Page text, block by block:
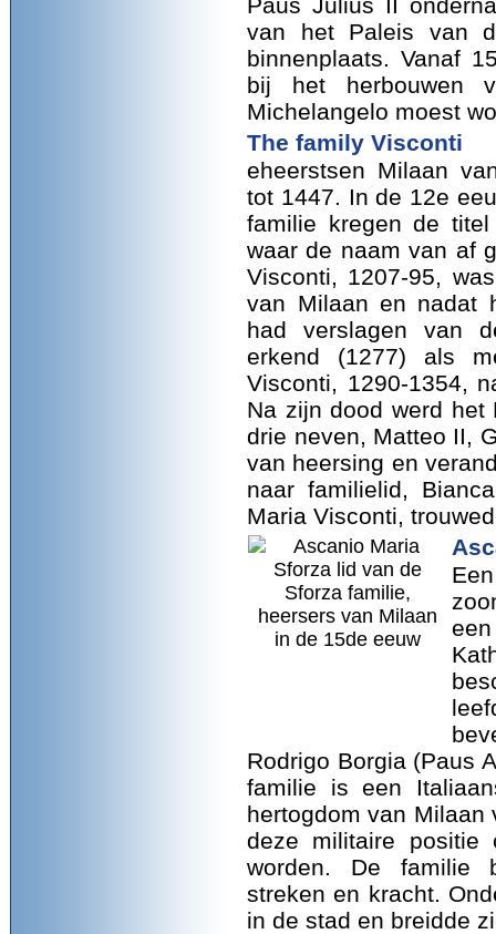
van het Paleis van
binnenplaats. Vanaf
bij het herbouwen
Michelangelo moest
The family Visconti
eheerstsen Milaan
tot 1447. In de 12e
familie kregen de
waar de naam van af
Visconti, 1207-95,
van Milaan en nadat
had verslagen van
erkend (1277) als
Visconti, 1290-1354,
Na zijn dood werd het
drie neven, Matteo II,
van heersing en
naar familielid,
Maria Visconti,
Rodrigo Borgia (Paus
familie is een
hertogdom van Milaan
deze militaire
worden. De familie
streken en kracht.
in de stad en breidde